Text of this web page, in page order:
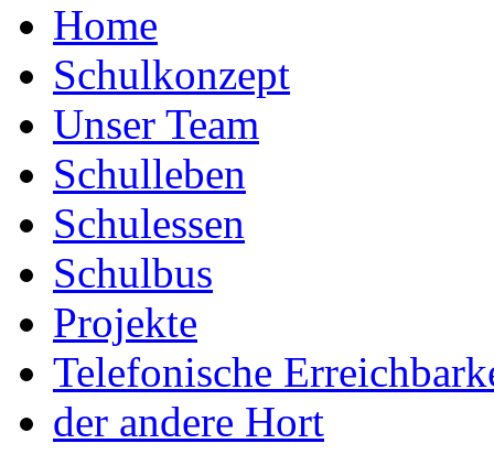
Home
Schulkonzept
Unser Team
Schulleben
Schulessen
Schulbus
Projekte
Telefonische
der andere Hort